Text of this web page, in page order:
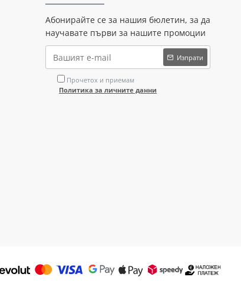
Абонирайте се за нашия бюлетин, за да
научавате първи за нашите промоции
Изпрати
Прочетох и приемам
Политика за личните данни